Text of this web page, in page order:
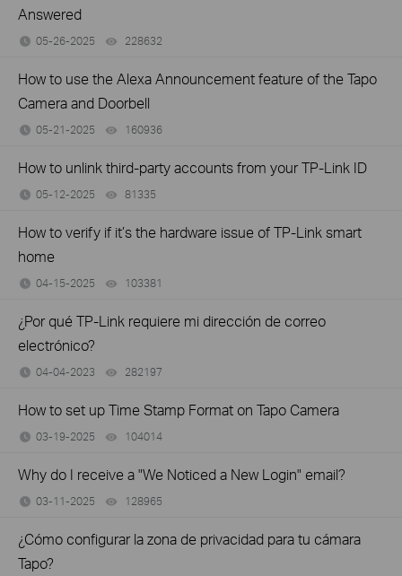
Answered
05-26-2025 228632
How to use the Alexa Announcement feature of the Tapo
Camera and Doorbell
05-21-2025 160936
How to unlink third-party accounts from your TP-Link ID
05-12-2025 81335
How to verify if it’s the hardware issue of TP-Link smart
home
04-15-2025 103381
¿Por qué TP-Link requiere mi dirección de correo
electrónico?
04-04-2023 282197
How to set up Time Stamp Format on Tapo Camera
03-19-2025 104014
Why do I receive a "We Noticed a New Login" email?
03-11-2025 128965
¿Cómo configurar la zona de privacidad para tu cámara
Tapo?